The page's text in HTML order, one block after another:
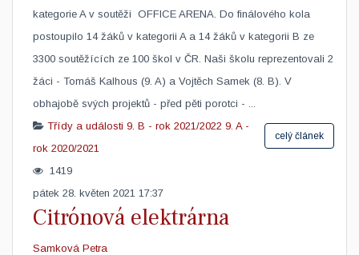
kategorie A v soutěži OFFICE ARENA. Do finálového kola
postoupilo 14 žáků v kategorii A a 14 žáků v kategorii B ze
3300 soutěžících ze 100 škol v ČR. Naši školu reprezentovali 2
žáci - Tomáš Kalhous (9. A) a Vojtěch Samek (8. B). V
obhajobě svých projektů - před pěti porotci - ...
celý článek
Třídy a události 9. B - rok 2021/2022 9. A -
rok 2020/2021
1419
pátek 28. květen 2021 17:37
Citrónová elektrárna
Samková Petra